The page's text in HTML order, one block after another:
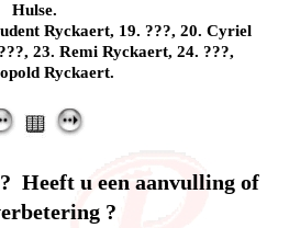
Hulse.
Ryckaert, 19. ???, 20. Cyriel
23. Remi Ryckaert, 24. ???,
Ryckaert.
Heeft u een aanvulling of
?